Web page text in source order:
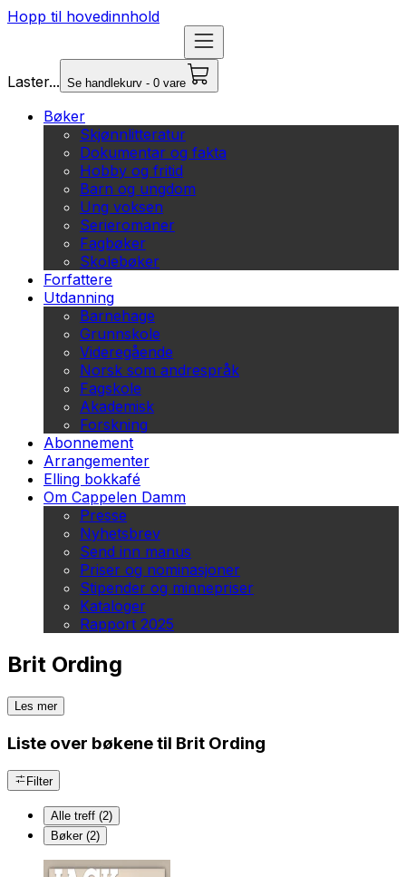
Hopp til hovedinnhold
Laster... Se handlekurv - 0 vare
Bøker
Skjønnlitteratur
Dokumentar og fakta
Hobby og fritid
Barn og ungdom
Ung voksen
Serieromaner
Fagbøker
Skolebøker
Forfattere
Utdanning
Barnehage
Grunnskole
Videregående
Norsk som andrespråk
Fagskole
Akademisk
Forskning
Abonnement
Arrangementer
Elling bokkafé
Om Cappelen Damm
Presse
Nyhetsbrev
Send inn manus
Priser og nominasjoner
Stipender og minnepriser
Kataloger
Rapport 2025
Brit Ording
Les mer
Liste over bøkene til Brit Ording
Filter
Alle treff (2)
Bøker (2)